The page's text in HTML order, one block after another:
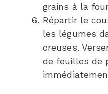
grains à la
Répartir le
les légumes
creuses.
de feuilles de